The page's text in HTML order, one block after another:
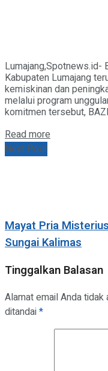
Lumajang,Spotnews.id-
Kabupaten Lumajang
kemiskinan dan
melalui program
komitmen tersebut,
Read more
Next Post
Mayat Pria
Sungai Kalimas
Tinggalkan Balasan
Alamat email Anda tidak
ditandai*